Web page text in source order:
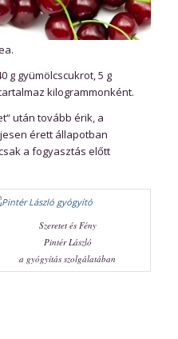
g gyümölcscukrot, 5 g
kilogrammonként.
után tovább érik, a
érett állapotban
a fogyasztás előtt
Szeretet és Fény
Pintér László
a gyógyítás szolgálatában